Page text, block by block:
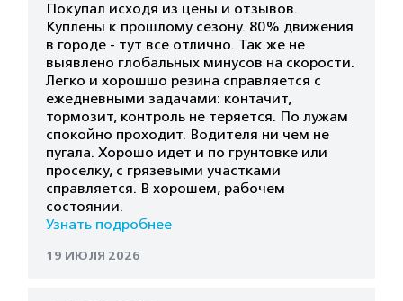
Покупал исходя из цены и отзывов.
Куплены к прошлому сезону. 80% движения
в городе - тут все отлично. Так же не
выявлено глобальных минусов на скорости.
Легко и хорошшо резина справляется с
ежедневными задачами: контачит,
тормозит, контроль не теряется. По лужам
спокойно проходит. Водителя ни чем не
пугала. Хорошо идет и по грунтовке или
проселку, с грязевыми участками
справляется. В хорошем, рабочем
состоянии.
Узнать подробнее
19 ИЮЛЯ 2026